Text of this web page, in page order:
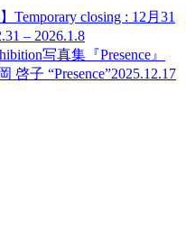
Temporary closing : 12月31
– 2026.1.8
写真集『Presence』
啓子 “Presence”2025.12.17